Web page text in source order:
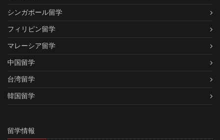
シンガポール留学
フィリピン留学
マレーシア留学
中国留学
台湾留学
韓国留学
留学情報